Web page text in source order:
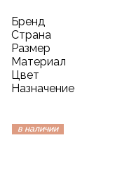
Бренд
Страна
Размер
Материал
Цвет
Назначение
в наличии